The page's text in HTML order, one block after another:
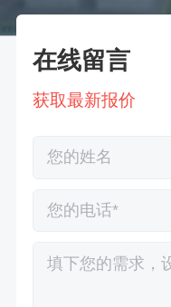
在线留言
获取最新报价